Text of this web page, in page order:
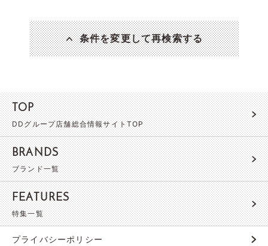
条件を変更して再検索する
TOP
DDグループ店舗総合情報サイトTOP
BRANDS
ブランド一覧
FEATURES
特集一覧
プライバシーポリシー